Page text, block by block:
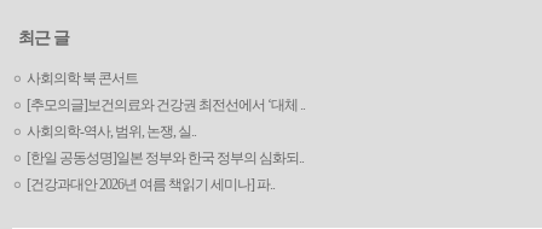
최근 글
사회의학 북 콘서트
[추모의글]보건의료와 건강권 최전선에서 ‘대체 ..
사회의학-역사, 범위, 논쟁, 실..
[한일 공동성명]일본 정부와 한국 정부의 심화되..
[건강과대안 2026년 여름 책읽기 세미나] 파..